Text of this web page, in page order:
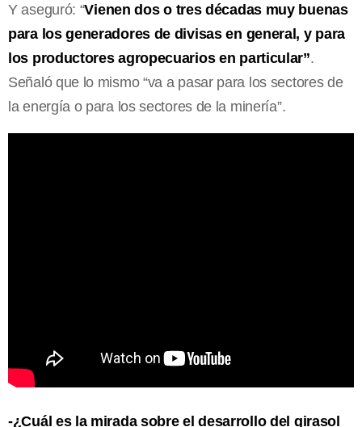
Y aseguró: “Vienen dos o tres décadas muy buenas
para los generadores de divisas en general, y para
los productores agropecuarios en particular”.
Señaló que lo mismo “va a pasar para los sectores de
la energía o para los sectores de la minería”.
-¿Cuál es la mirada sobre el desarrollo del girasol